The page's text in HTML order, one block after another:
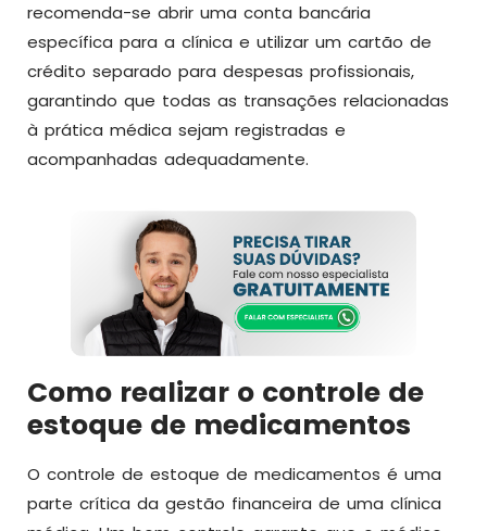
recomenda-se abrir uma conta bancária
específica para a clínica e utilizar um cartão de
crédito separado para despesas profissionais,
garantindo que todas as transações relacionadas
à prática médica sejam registradas e
acompanhadas adequadamente.
Como realizar o controle de
estoque de medicamentos
O controle de estoque de medicamentos é uma
parte crítica da gestão financeira de uma clínica